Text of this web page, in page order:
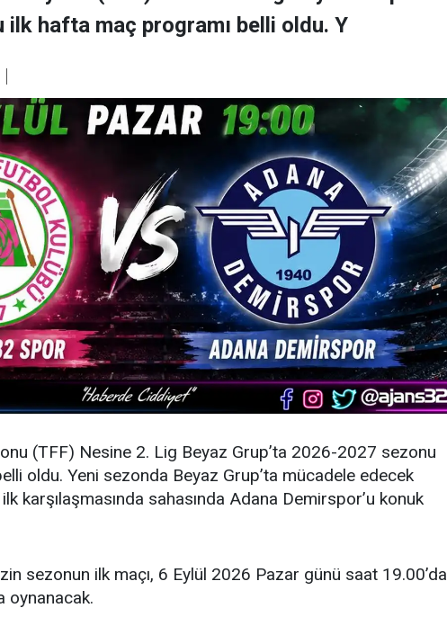
hafta maç programı belli oldu. Y
(TFF) Nesine 2. Lig Beyaz Grup’ta 2026-2027 sezonu
oldu. Yeni sezonda Beyaz Grup’ta mücadele edecek
karşılaşmasında sahasında Adana Demirspor’u konuk
sezonun ilk maçı, 6 Eylül 2026 Pazar günü saat 19.00’da
oynanacak.